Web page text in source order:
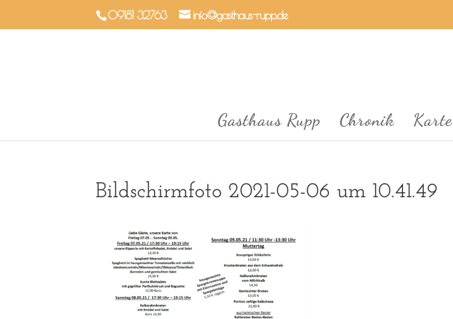
09181 32763 info@gasthaus-rupp.de
Gasthaus Rupp Chronik Karte
Bildschirmfoto 2021-05-06 um 10.41.49